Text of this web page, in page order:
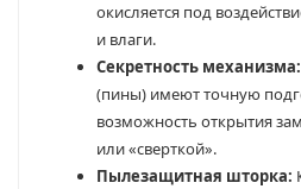
окисляется под
и влаги.
Секретность механизма:
(пины) имеют точную
возможность открытия
или «сверткой».
Пылезащитная шторка: